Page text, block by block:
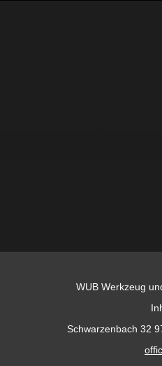
WUB Werkzeug
Schwarzenbach 32